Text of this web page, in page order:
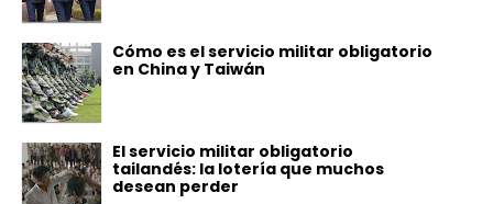
Cómo es el servicio militar obligatorio
en China y Taiwán
El servicio militar obligatorio
tailandés: la lotería que muchos
desean perder